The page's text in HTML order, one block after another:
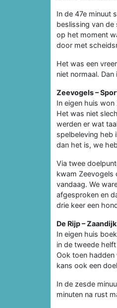
In de 47e minuut
beslissing van de
op het moment
door met
Het was een
niet normaal.
Zeevogels –
In eigen huis
Het was niet
werden er wat
spelbeleving heb
dan het is, we
Via twee
kwam Zeevogels
vandaag. We
afgesproken en
drie keer een
De Rijp –
In eigen huis
in de tweede
Ook toen hadden
kans ook een
In de zesde
minuten na rust